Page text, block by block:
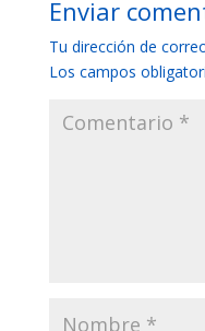
Enviar
Tu dirección de
Los campos